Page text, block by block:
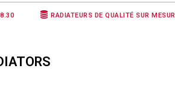
RADIATEURS DE QUALITÉ SUR